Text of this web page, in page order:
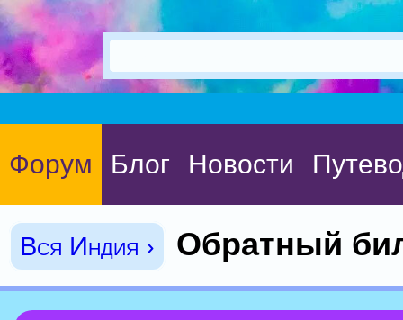
Форум Блог Новости
Вся Индия › Обратный